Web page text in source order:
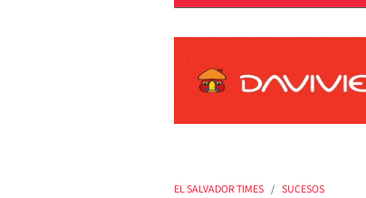
EL SALVADOR TIMES SUCESOS